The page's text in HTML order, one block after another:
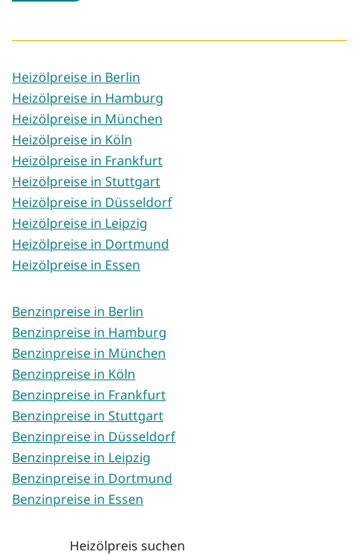
Heizölpreise in Berlin
Heizölpreise in Hamburg
Heizölpreise in München
Heizölpreise in Köln
Heizölpreise in Frankfurt
Heizölpreise in Stuttgart
Heizölpreise in Düsseldorf
Heizölpreise in Leipzig
Heizölpreise in Dortmund
Heizölpreise in Essen
Benzinpreise in Berlin
Benzinpreise in Hamburg
Benzinpreise in München
Benzinpreise in Köln
Benzinpreise in Frankfurt
Benzinpreise in Stuttgart
Benzinpreise in Düsseldorf
Benzinpreise in Leipzig
Benzinpreise in Dortmund
Benzinpreise in Essen
Heizölpreis suchen